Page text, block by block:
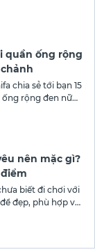
phục không chỉ
phá những gam
quần ống rộng
chia sẻ tới bạn 15
rộng đen nữ
trong mọi hoàn
nên mặc gì?
biết đi chơi với
đẹp, phù hợp với
của riêng bạn?